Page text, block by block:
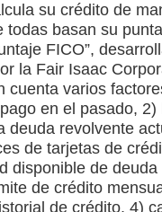
su crédito de
todas basan su
FICO”,
la Fair Isaac
cuenta varios
en el pasado, 2)
deuda revolvente
de tarjetas de
disponible de
de crédito
de crédito, 4)